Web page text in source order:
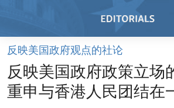
Skip
main
content
HOME
VIDEO
反映美国政府观点的社论
反映美国政府政策立场
重申与香港人民团结在